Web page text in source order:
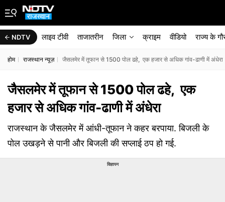
NDTV लाइव टीवी ताजातरीन जिला क्राइम वीडियो राज्‍य के
होम राजस्थान न्यूज़ जैसलमेर में तूफान से 1500 पोल ढहे, एक हजार से अध‍िक गांव-ढाणी में
जैसलमेर में तूफान से 1500 पोल ढहे, एक
हजार से अध‍िक गांव-ढाणी में अंधेरा
राजस्‍थान के जैसलमेर में आंधी-तूफान ने कहर बरपाया. ब‍िजली के
पोल उखड़ने से पानी और ब‍िजली की सप्‍लाई ठप हो गई.
विज्ञापन